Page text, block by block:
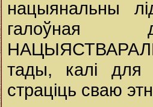
нацыянальны
галоўная
тады, калі для
страціць сваю